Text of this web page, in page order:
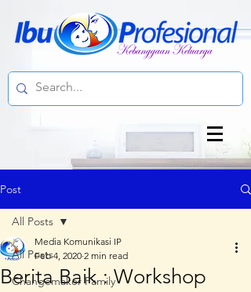
Post
All Posts
Changemaker Family
All Posts
Berita Baik : Workshop
Media Komunikasi IP
Feb 4, 2020 2 min read